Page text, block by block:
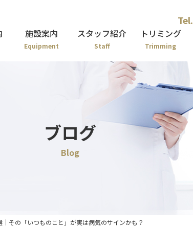
施設案内
Equipment
スタッフ紹介
Staff
トリミング
Trimming
Tel.
ブログ
Blog
その「いつものこと」が実は病気のサインかも？